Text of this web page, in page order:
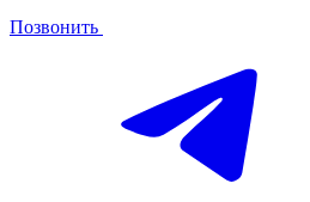
Позвонить